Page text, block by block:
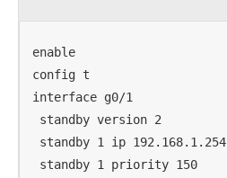
enable
config t
interface g0/1
standby version 2
standby 1 ip 192.168.1.254
standby 1 priority 150